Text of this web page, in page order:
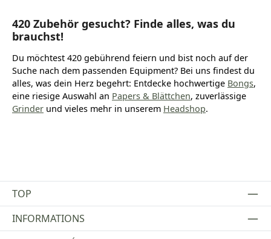
420 Zubehör gesucht? Finde alles, was du
brauchst!
Du möchtest 420 gebührend feiern und bist noch auf der
Suche nach dem passenden Equipment? Bei uns findest du
alles, was dein Herz begehrt: Entdecke hochwertige Bongs,
eine riesige Auswahl an Papers & Blättchen, zuverlässige
Grinder und vieles mehr in unserem Headshop.
TOP
INFORMATIONS